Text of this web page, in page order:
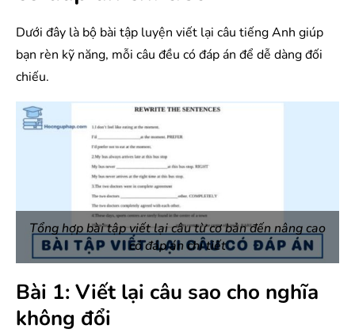
Dưới đây là bộ bài tập luyện viết lại câu tiếng Anh giúp
bạn rèn kỹ năng, mỗi câu đều có đáp án để dễ dàng đối
chiếu.
Tổng hợp bài tập viết lại câu từ cơ bản đến nâng cao
có đáp án chi tiết
Bài 1: Viết lại câu sao cho nghĩa
không đổi